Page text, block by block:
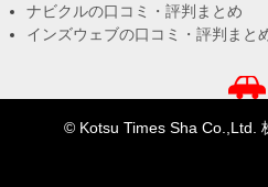
ナビクルの口コミ・評判まとめ
インズウェブの口コミ・評判まと
© Kotsu Times Sha Co.,Ltd.